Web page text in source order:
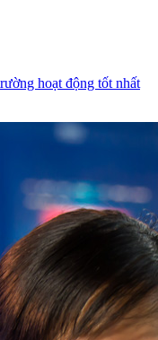
hoạt động tốt nhất